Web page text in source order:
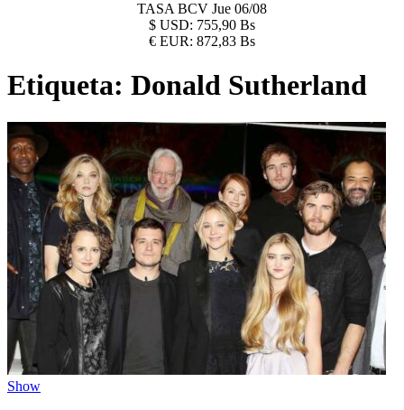
TASA BCV Jue 06/08
$ USD: 755,90 Bs
€ EUR: 872,83 Bs
Etiqueta: Donald Sutherland
Show